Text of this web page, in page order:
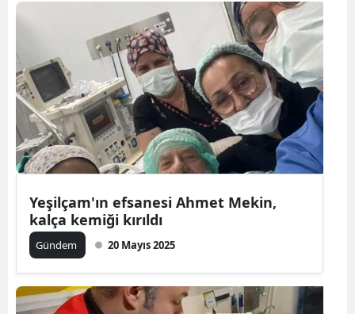
Yeşilçam'ın efsanesi Ahmet Mekin,
kalça kemiği kırıldı
Gündem 20 Mayıs 2025